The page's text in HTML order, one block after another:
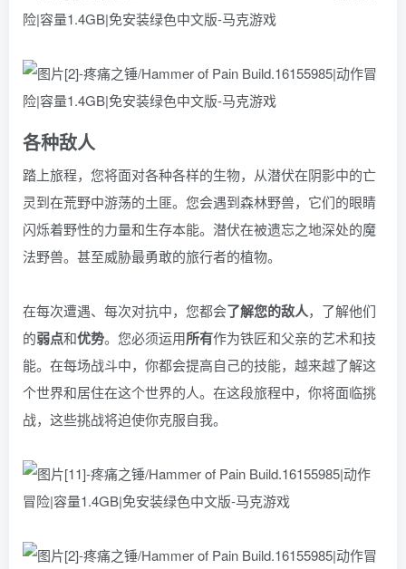
各种敌人
踏上旅程，您将面对各种各样的生物，从潜伏在阴影中的亡
灵到在荒野中游荡的土匪。您会遇到森林野兽，它们的眼睛
闪烁着野性的力量和生存本能。潜伏在被遗忘之地深处的魔
法野兽。甚至威胁最勇敢的旅行者的植物。
在每次遭遇、每次对抗中，您都会了解您的敌人，了解他们
的弱点和优势。您必须运用所有作为铁匠和父亲的艺术和技
能。在每场战斗中，你都会提高自己的技能，越来越了解这
个世界和居住在这个世界的人。在这段旅程中，你将面临挑
战，这些挑战将迫使你克服自我。